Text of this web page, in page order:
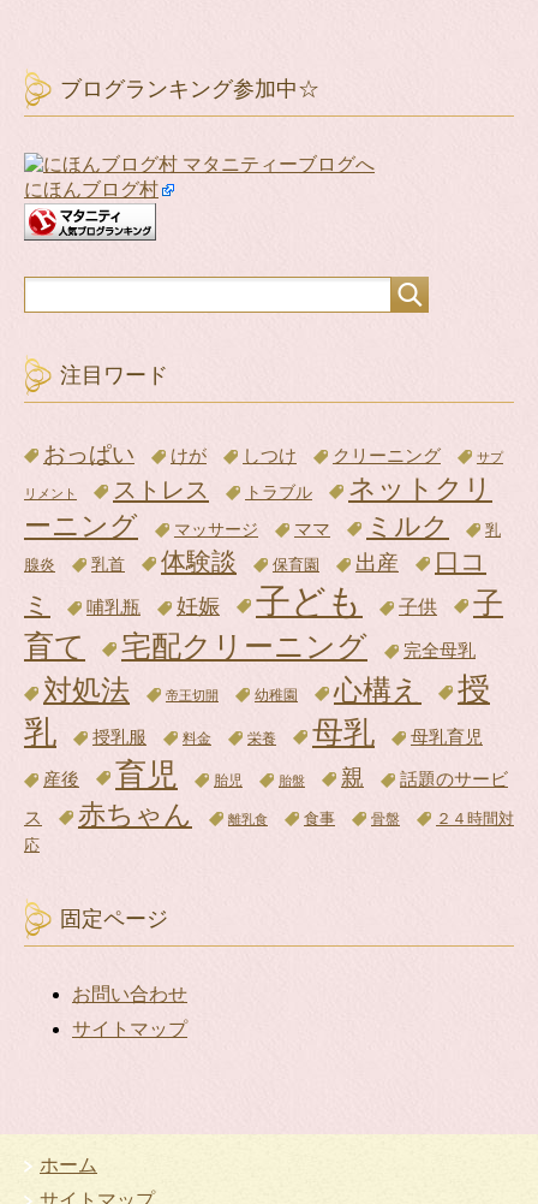
ブログランキング参加中☆
にほんブログ村
注目ワード
おっぱい けが しつけ クリーニング サプ
リメント ストレス トラブル
ネットクリ
ーニング
マッサージ ママ ミルク
乳
腺炎
乳首 体験談 保育園 出産
口コ
ミ
哺乳瓶 妊娠 子ども 子供
子
育て
宅配クリーニング 完全母乳
対処法 帝王切開 幼稚園 心構え
授
乳
授乳服 料金 栄養 母乳 母乳育児
産後 育児 胎児 胎盤 親
話題のサービ
ス
赤ちゃん 離乳食 食事 骨盤
２４時間対
応
固定ページ
お問い合わせ
サイトマップ
ホーム